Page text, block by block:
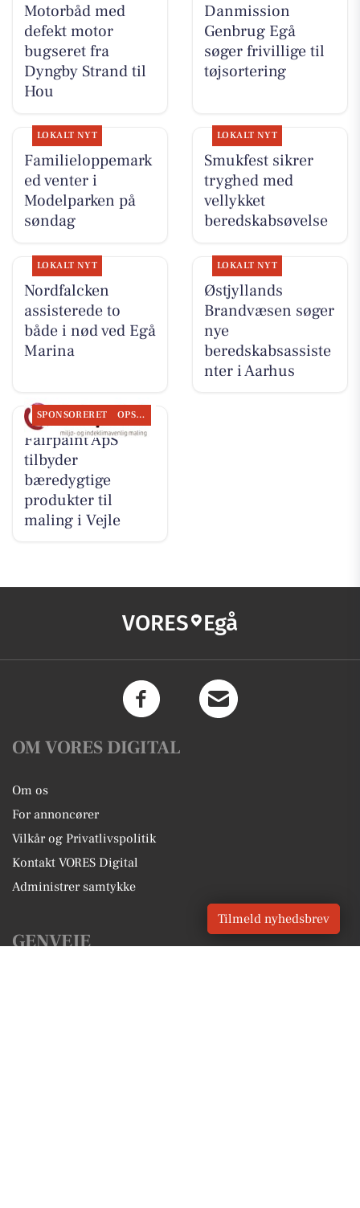
Motorbåd med
defekt motor
bugseret fra
Dyngby Strand til
Hou
Danmission
Genbrug Egå
søger frivillige til
tøjsortering
LOKALT NYT
Familieloppemark
ed venter i
Modelparken på
søndag
LOKALT NYT
Smukfest sikrer
tryghed med
vellykket
beredskabsøvelse
LOKALT NYT
Nordfalcken
assisterede to
både i nød ved Egå
Marina
LOKALT NYT
Østjyllands
Brandvæsen søger
nye
beredskabsassiste
nter i Aarhus
SPONSORERET OPSLAGSTAVLEN
Fairpaint ApS
tilbyder
bæredygtige
produkter til
maling i Vejle
VORES Egå
OM VORES DIGITAL
Om os
For annoncører
Vilkår og Privatlivspolitik
Kontakt VORES Digital
Administrer samtykke
GENVEJE
Tilmeld nyhedsbrev